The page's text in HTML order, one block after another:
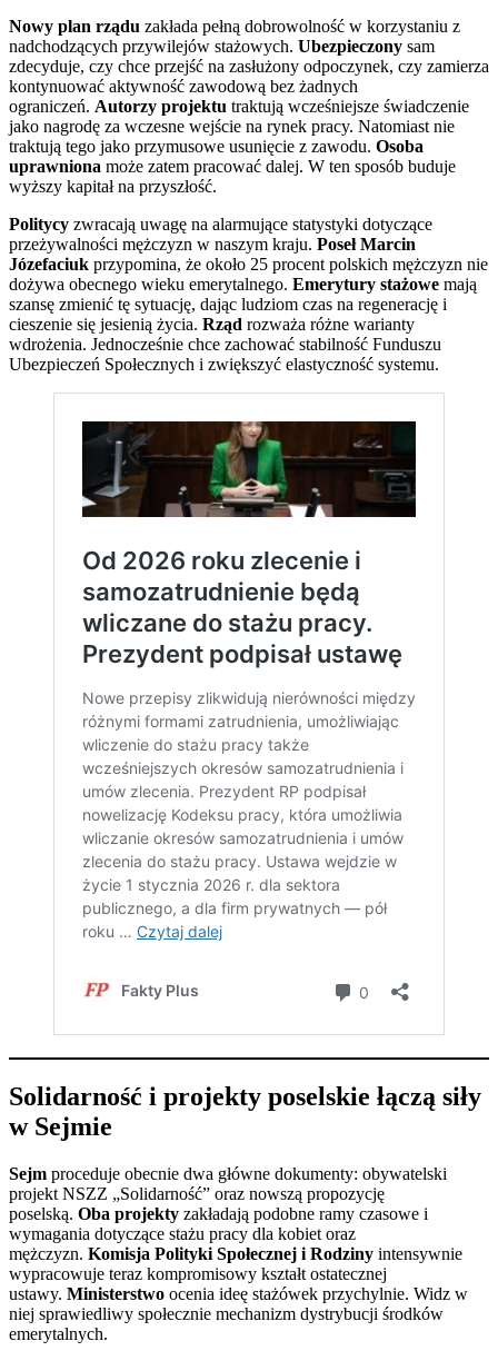
Nowy plan rządu zakłada pełną dobrowolność w korzystaniu z
nadchodzących przywilejów stażowych. Ubezpieczony sam
zdecyduje, czy chce przejść na zasłużony odpoczynek, czy zamierza
kontynuować aktywność zawodową bez żadnych
ograniczeń. Autorzy projektu traktują wcześniejsze świadczenie
jako nagrodę za wczesne wejście na rynek pracy. Natomiast nie
traktują tego jako przymusowe usunięcie z zawodu. Osoba
uprawniona może zatem pracować dalej. W ten sposób buduje
wyższy kapitał na przyszłość.
Politycy zwracają uwagę na alarmujące statystyki dotyczące
przeżywalności mężczyzn w naszym kraju. Poseł Marcin
Józefaciuk przypomina, że około 25 procent polskich mężczyzn nie
dożywa obecnego wieku emerytalnego. Emerytury stażowe mają
szansę zmienić tę sytuację, dając ludziom czas na regenerację i
cieszenie się jesienią życia. Rząd rozważa różne warianty
wdrożenia. Jednocześnie chce zachować stabilność Funduszu
Ubezpieczeń Społecznych i zwiększyć elastyczność systemu.
Solidarność i projekty poselskie łączą siły
w Sejmie
Sejm proceduje obecnie dwa główne dokumenty: obywatelski
projekt NSZZ „Solidarność” oraz nowszą propozycję
poselską. Oba projekty zakładają podobne ramy czasowe i
wymagania dotyczące stażu pracy dla kobiet oraz
mężczyzn. Komisja Polityki Społecznej i Rodziny intensywnie
wypracowuje teraz kompromisowy kształt ostatecznej
ustawy. Ministerstwo ocenia ideę stażówek przychylnie. Widz w
niej sprawiedliwy społecznie mechanizm dystrybucji środków
emerytalnych.